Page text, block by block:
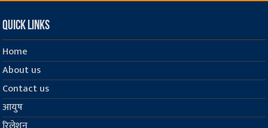
Quick Links
Home
About us
Contact us
आयुष